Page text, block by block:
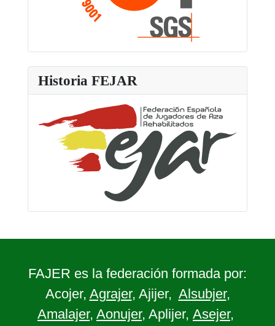
Historia FEJAR
FAJER es la federación formada por:
Acojer, Agrajer, Ajijer, Alsubjer,
Amalajer, Aonujer, Aplijer, Asejer,